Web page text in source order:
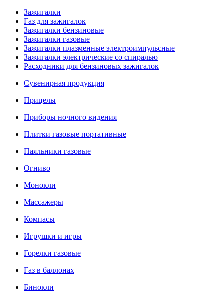
Зажигалки
Газ для зажигалок
Зажигалки бензиновые
Зажигалки газовые
Зажигалки плазменные электроимпульсные
Зажигалки электрические со спиралью
Расходники для бензиновых зажигалок
Сувенирная продукция
Прицелы
Приборы ночного видения
Плитки газовые портативные
Паяльники газовые
Огниво
Монокли
Массажеры
Компасы
Игрушки и игры
Горелки газовые
Газ в баллонах
Бинокли